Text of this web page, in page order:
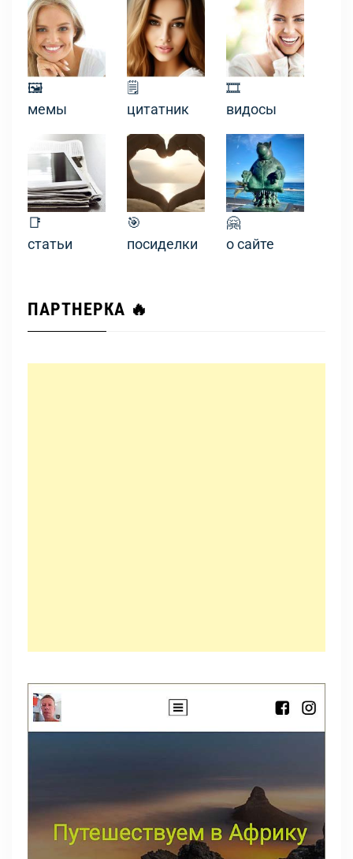
🖼
мемы
🗒
цитатник
🎞
видосы
📑
статьи
🎯
посиделки
🤗
о сайте
ПАРТНЕРКА 🔥